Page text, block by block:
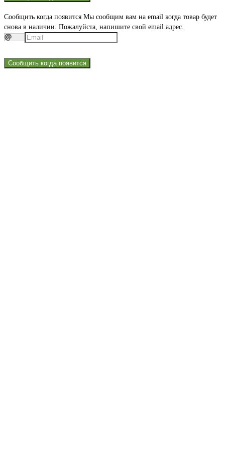
Сообщить когда появится Мы сообщим вам на email когда товар будет
снова в наличии. Пожалуйста, напишите свой email адрес.
Сообщить когда появится